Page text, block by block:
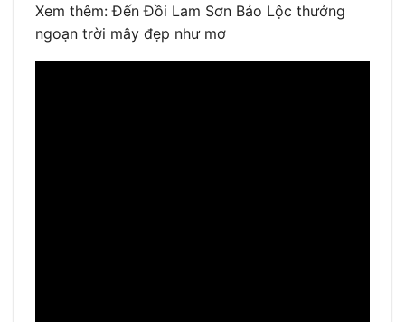
Xem thêm: Đến Đồi Lam Sơn Bảo Lộc thưởng
ngoạn trời mây đẹp như mơ